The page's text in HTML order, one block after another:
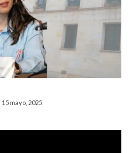
15 mayo, 2025